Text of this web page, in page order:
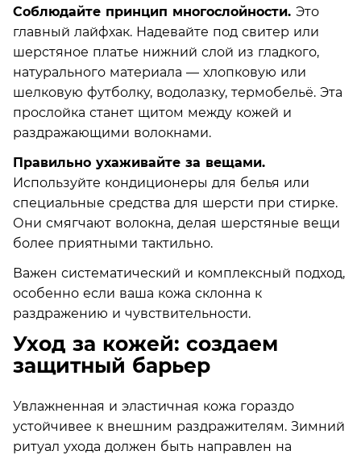
Соблюдайте принцип многослойности. Это
главный лайфхак. Надевайте под свитер или
шерстяное платье нижний слой из гладкого,
натурального материала — хлопковую или
шелковую футболку, водолазку, термобельё. Эта
прослойка станет щитом между кожей и
раздражающими волокнами.
Правильно ухаживайте за вещами.
Используйте кондиционеры для белья или
специальные средства для шерсти при стирке.
Они смягчают волокна, делая шерстяные вещи
более приятными тактильно.
Важен систематический и комплексный подход,
особенно если ваша кожа склонна к
раздражению и чувствительности.
Уход за кожей: создаем
защитный барьер
Увлажненная и эластичная кожа гораздо
устойчивее к внешним раздражителям. Зимний
ритуал ухода должен быть направлен на